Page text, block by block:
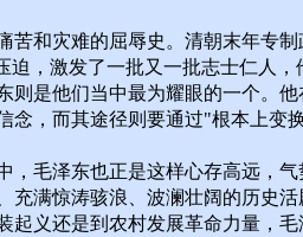
苦和灾难的屈辱史。清朝末年专
迫，激发了一批又一批志士仁人
则是他们当中最为耀眼的一个。
念，而其途径则要通过"根本上变
，毛泽东也正是这样心存高远，
充满惊涛骇浪、波澜壮阔的历史
起义还是到农村发展革命力量，